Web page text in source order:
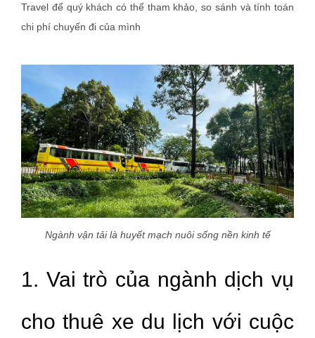
Travel để quý khách có thể tham khảo, so sánh và tính toán
chi phí chuyến đi của mình
Ngành vận tải là huyết mạch nuôi sống nền kinh tế
1. Vai trò của ngành dịch vụ
cho thuê xe du lịch với cuộc